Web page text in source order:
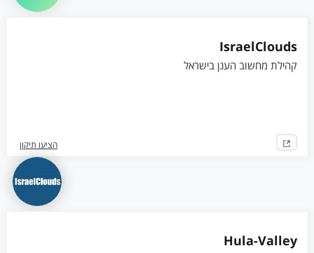
IsraelClouds
קהילת מחשוב הענן בישראל
הציעו תיקון
Hula-Valley